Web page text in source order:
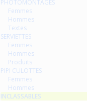
PHOTOMONTAGES
Femmes
Hommes
Textes
SERVIETTES
Femmes
Hommes
Produits
PIPI CULOTTES
Femmes
Hommes
INCLASSABLES